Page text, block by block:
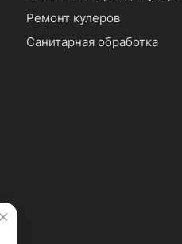
Ремонт кулеров
Санитарная обработка